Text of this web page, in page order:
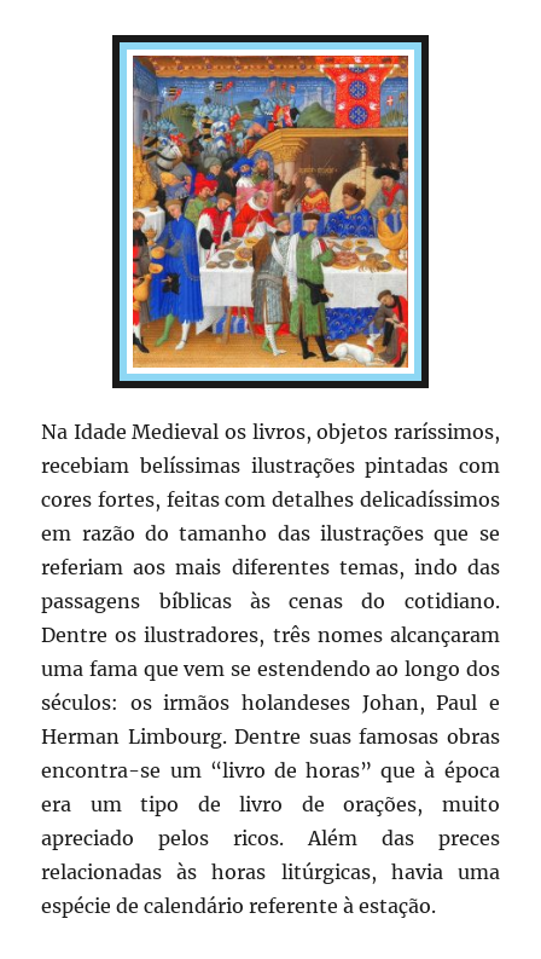
Na Idade Medieval os livros, objetos raríssimos,
recebiam belíssimas ilustrações pintadas com
cores fortes, feitas com detalhes delicadíssimos
em razão do tamanho das ilustrações que se
referiam aos mais diferentes temas, indo das
passagens bíblicas às cenas do cotidiano.
Dentre os ilustradores, três nomes alcançaram
uma fama que vem se estendendo ao longo dos
séculos: os irmãos holandeses Johan, Paul e
Herman Limbourg. Dentre suas famosas obras
encontra-se um “livro de horas” que à época
era um tipo de livro de orações, muito
apreciado pelos ricos. Além das preces
relacionadas às horas litúrgicas, havia uma
espécie de calendário referente à estação.